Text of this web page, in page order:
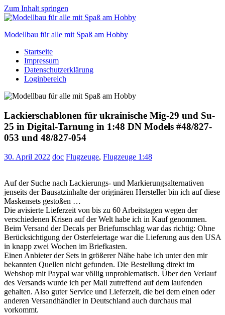
Zum Inhalt springen
Modellbau für alle mit Spaß am Hobby
Scale
modelling
to
Startseite
Impressum
Datenschutzerklärung
Loginbereich
Lackierschablonen für ukrainische Mig-29 und Su-
25 in Digital-Tarnung in 1:48 DN Models #48/827-
053 und 48/827-054
30. April 2022 doc Flugzeuge, Flugzeuge 1:48
Auf der Suche nach Lackierungs- und Markierungsalternativen
jenseits der Bausatzinhalte der originären Hersteller bin ich auf diese
Maskensets gestoßen …
Die avisierte Lieferzeit von bis zu 60 Arbeitstagen wegen der
verschiedenen Krisen auf der Welt habe ich in Kauf genommen.
Beim Versand der Decals per Briefumschlag war das richtig: Ohne
Berücksichtigung der Osterfeiertage war die Lieferung aus den USA
in knapp zwei Wochen im Briefkasten.
Einen Anbieter der Sets in größerer Nähe habe ich unter den mir
bekannten Quellen nicht gefunden. Die Bestellung direkt im
Webshop mit Paypal war völlig unproblematisch. Über den Verlauf
des Versands wurde ich per Mail zutreffend auf dem laufenden
gehalten. Also guter Service und Lieferzeit, die bei dem einen oder
anderen Versandhändler in Deutschland auch durchaus mal
vorkommt.